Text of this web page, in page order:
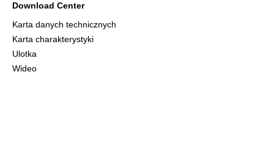
Download Center
Karta danych technicznych
Karta charakterystyki
Ulotka
Wideo